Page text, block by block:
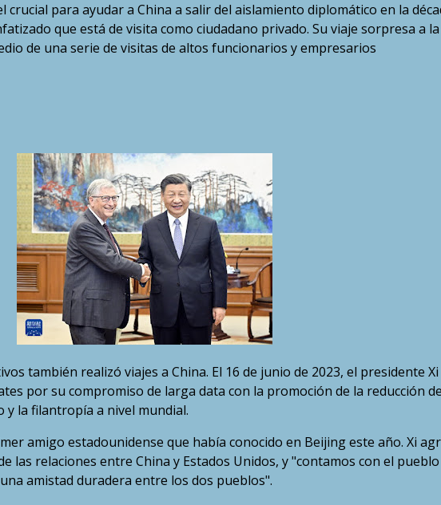
crucial para ayudar a China a salir del aislamiento diplomático en la
que está de visita como ciudadano privado. Su viaje sorpresa a la
de una serie de visitas de altos funcionarios y empresarios
también realizó viajes a China. El 16 de junio de 2023, el presidente Xi
por su compromiso de larga data con la promoción de la reducción
y la filantropía a nivel mundial.
amigo estadounidense que había conocido en Beijing este año. Xi
las relaciones entre China y Estados Unidos, y "contamos con el pueblo
amistad duradera entre los dos pueblos".